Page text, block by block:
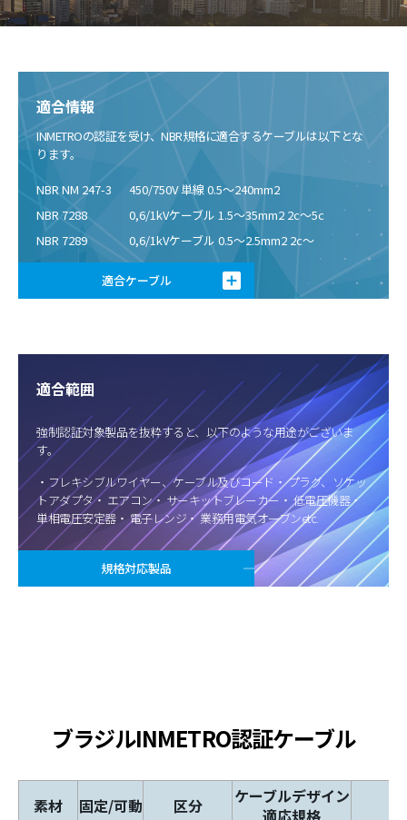
適合情報
INMETROの認証を受け、NBR規格に適合するケーブルは以下とな
ります。
NBR NM 247-3
450/750V 単線 0.5～240mm2
NBR 7288
0,6/1kVケーブル 1.5～35mm2 2c～5c
NBR 7289
0,6/1kVケーブル 0.5～2.5mm2 2c～
適合ケーブル
適合範囲
強制認証対象製品を抜粋すると、以下のような用途がございま
す。
・フレキシブルワイヤー、ケーブル及びコード・ プラグ、ソケッ
トアダプタ・ エアコン・ サーキットブレーカー・ 低電圧機器・
単相電圧安定器・ 電子レンジ・ 業務用電気オーブンetc.
規格対応製品
ブラジルINMETRO認証ケーブル
素材 固定/可動 区分
ケーブルデザイン
適応規格